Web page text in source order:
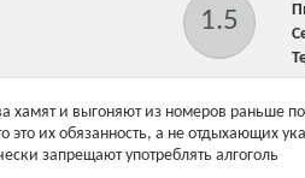
1.5
хамят и выгоняют из номеров раньше
это их обязанность, а не отдыхающих
запрещают употреблять алгоголь